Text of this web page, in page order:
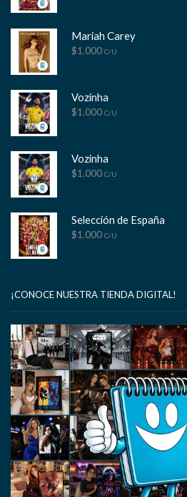
Mariah Carey
$1.000 C/U
Vozinha
$1.000 C/U
Vozinha
$1.000 C/U
Selección de España
$1.000 C/U
¡CONOCE NUESTRA TIENDA DIGITAL!